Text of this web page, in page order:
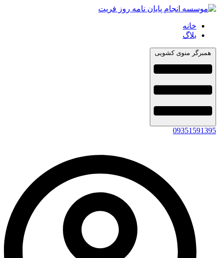
خانه
بلاگ
همبرگر منوی کشویی
09351591395